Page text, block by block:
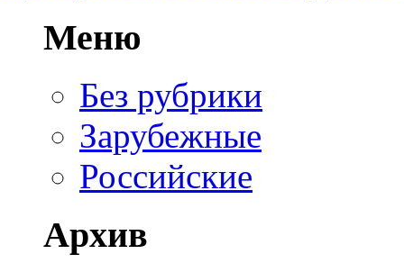
Меню
Без рубрики
Зарубежные
Российские
Архив